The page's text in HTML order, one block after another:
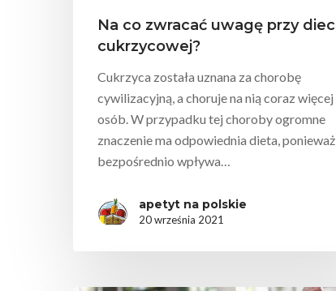
Na co zwracać uwagę przy
cukrzycowej?
Cukrzyca została uznana za chorobę
cywilizacyjną, a choruje na nią coraz więcej
osób. W przypadku tej choroby ogromne
znaczenie ma odpowiednia dieta, ponieważ
bezpośrednio wpływa…
apetyt na polskie
20 września 2021